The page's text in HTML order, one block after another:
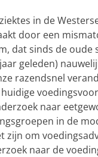
in de
door een
dat sinds de oude
geleden)
razendsnel
naar
in de
zijn om
naar de